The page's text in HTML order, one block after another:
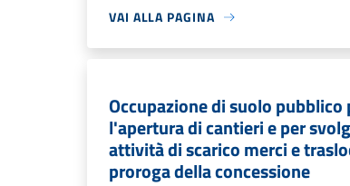
VAI ALLA PAGINA
Occupazione di suolo pubblico
l'apertura di cantieri e per
attività di scarico merci e
proroga della concessione